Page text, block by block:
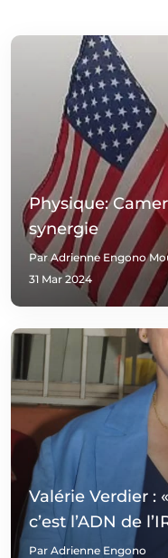
Physique:
synergie
Par Adrienne Engono
31 Mar 2024
Valérie Verdier :
c’est l’ADN de
Par Adrienne Engono